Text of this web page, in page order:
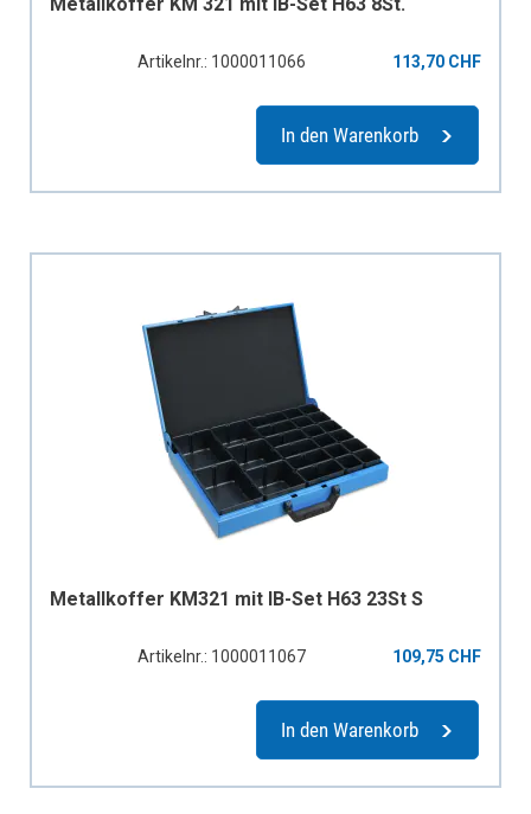
Artikelnr.: 1000011066 113,70 CHF
In den Warenkorb
Metallkoffer KM321 mit IB-Set H63 23St S
Artikelnr.: 1000011067 109,75 CHF
In den Warenkorb